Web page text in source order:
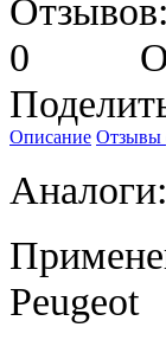
Описание Отзывы
Peugeot